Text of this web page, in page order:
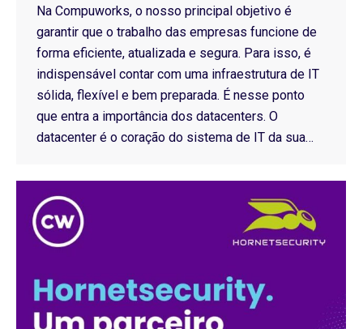
Na Compuworks, o nosso principal objetivo é
garantir que o trabalho das empresas funcione de
forma eficiente, atualizada e segura. Para isso, é
indispensável contar com uma infraestrutura de IT
sólida, flexível e bem preparada. É nesse ponto
que entra a importância dos datacenters. O
datacenter é o coração do sistema de IT da sua…